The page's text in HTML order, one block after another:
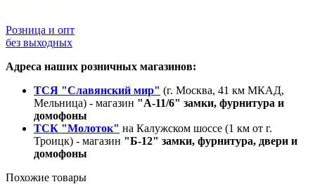
Розница и опт
без выходных
Адреса наших розничных магазинов:
ТСЯ "Славянский мир" (г. Москва, 41 км МКАД,
Мельница) - магазин "А-11/6" замки, фурнитура и
домофоны
ТСК "Молоток" на Калужском шоссе (1 км от г.
Троицк) - магазин "Б-12" замки, фурнитура, двери и
домофоны
Похожие товары